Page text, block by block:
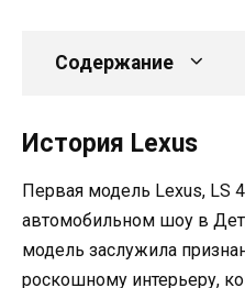
Содержание
История Lexus
Первая модель Lexus, LS
автомобильном шоу в
модель заслужила
роскошному интерьеру,